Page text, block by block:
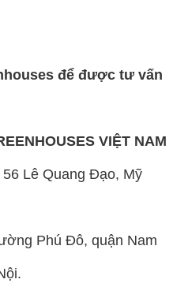
để được tư vấn
VIỆT NAM
56 Lê Quang Đạo, Mỹ
Phú Đô, quận Nam